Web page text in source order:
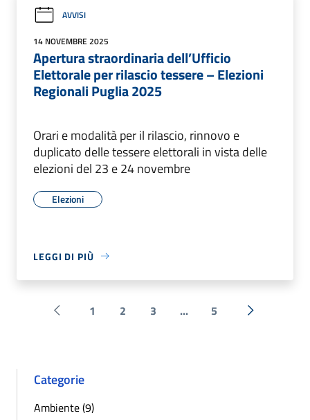
AVVISI
14 NOVEMBRE 2025
Apertura straordinaria dell’Ufficio
Elettorale per rilascio tessere – Elezioni
Regionali Puglia 2025
Orari e modalità per il rilascio, rinnovo e
duplicato delle tessere elettorali in vista delle
elezioni del 23 e 24 novembre
Elezioni
LEGGI DI PIÙ
Pagina precedente
1 2 3 ... 5 Successiva
Categorie
Ambiente (9)